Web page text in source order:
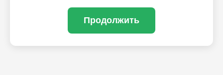
Продолжить